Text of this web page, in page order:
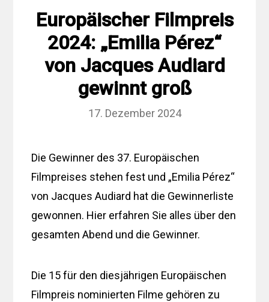
Europäischer Filmpreis
2024: „Emilia Pérez“
von Jacques Audiard
gewinnt groß
17. Dezember 2024
Die Gewinner des 37. Europäischen
Filmpreises stehen fest und „Emilia Pérez“
von Jacques Audiard hat die Gewinnerliste
gewonnen. Hier erfahren Sie alles über den
gesamten Abend und die Gewinner.
Die 15 für den diesjährigen Europäischen
Filmpreis nominierten Filme gehören zu